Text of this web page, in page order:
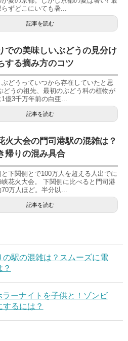
ずどこにいても暑...
記事を読む
での美味しいぶどうの見分け
する摘み方のコツ
どうっていつから存在していたと思
どうの祖先、最初のぶどう科の植物が
億3千万年前の白亜...
記事を読む
火大会の門司港駅の混雑は？
帰りの混み具合
下関側とで100万人を超える人出でに
峡花火大会。 下関側に比べると門司港
万人ほど。半分以...
記事を読む
の駅の混雑は？スムーズに電
ーナイトを子供と！ゾンビ
るには？